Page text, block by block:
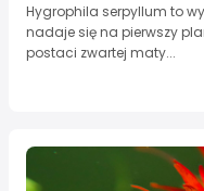
Hygrophila serpyllum to
nadaje się na pierwszy
postaci zwartej maty...